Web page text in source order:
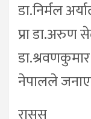
डा.निर्मल
प्रा डा.अरुण
नेपालले